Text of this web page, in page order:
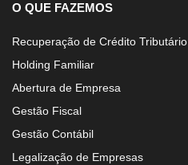
O QUE FAZEMOS
Recuperação de Crédito Tributário
Holding Familiar
Abertura de Empresa
Gestão Fiscal
Gestão Contábil
Legalização de Empresas